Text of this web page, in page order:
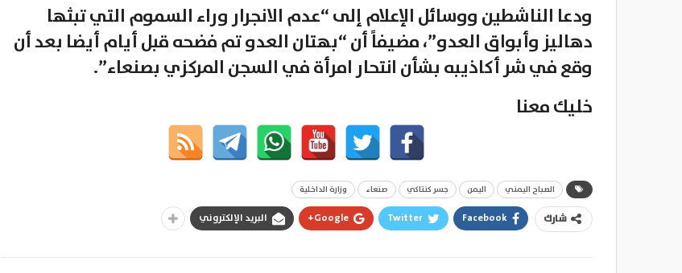
ودعا الناشطين ووسائل الإعلام إلى “عدم الانجرار وراء السموم التي تبثها
دهاليز وأبواق العدو”، مضيفاً أن “بهتان العدو تم فضحه قبل أيام أيضا بعد أن
وقع في شر أكاذيبه بشأن انتحار امرأة في السجن المركزي بصنعاء”.
خليك معنا
الصباح اليمني اليمن جسر كنتاكي صنعاء وزارة الداخلية
شارك Facebook
Twitter
Google+ البريد الإلكتروني